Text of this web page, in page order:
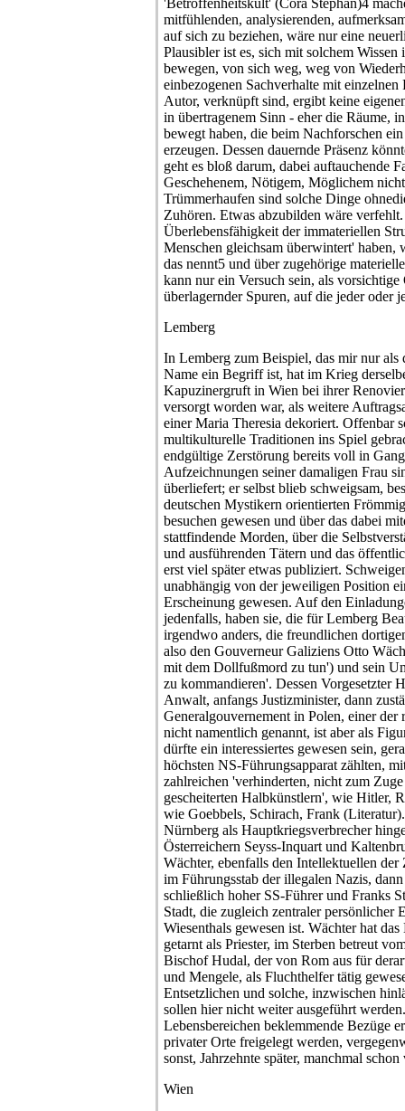
'Betroffenheitskult' (Cora Stephan)4
mitfühlenden, analysierenden,
auf sich zu beziehen, wäre nur eine
Plausibler ist es, sich mit solchem
bewegen, von sich weg, weg von
einbezogenen Sachverhalte mit einzelnen
Autor, verknüpft sind, ergibt keine
in übertragenem Sinn - eher die Räume,
bewegt haben, die beim Nachforschen
erzeugen. Dessen dauernde Präsenz
geht es bloß darum, dabei auftauchende
Geschehenem, Nötigem, Möglichem
Trümmerhaufen sind solche Dinge
Zuhören. Etwas abzubilden wäre
Überlebensfähigkeit der immateriellen
Menschen gleichsam überwintert' haben,
das nennt5 und über zugehörige
kann nur ein Versuch sein, als
überlagernder Spuren, auf die jeder oder
Lemberg
In Lemberg zum Beispiel, das mir nur als
Name ein Begriff ist, hat im Krieg
Kapuzinergruft in Wien bei ihrer
versorgt worden war, als weitere
einer Maria Theresia dekoriert. Offenbar
multikulturelle Traditionen ins Spiel
endgültige Zerstörung bereits voll in
Aufzeichnungen seiner damaligen Frau
überliefert; er selbst blieb schweigsam,
deutschen Mystikern orientierten
besuchen gewesen und über das dabei
stattfindende Morden, über die
und ausführenden Tätern und das
erst viel später etwas publiziert.
unabhängig von der jeweiligen Position
Erscheinung gewesen. Auf den
jedenfalls, haben sie, die für Lemberg
irgendwo anders, die freundlichen
also den Gouverneur Galiziens Otto
mit dem Dollfußmord zu tun') und sein
zu kommandieren'. Dessen Vorgesetzter
Anwalt, anfangs Justizminister, dann
Generalgouvernement in Polen, einer
nicht namentlich genannt, ist aber als
dürfte ein interessiertes gewesen sein,
höchsten NS-Führungsapparat zählten,
zahlreichen 'verhinderten, nicht zum
gescheiterten Halbkünstlern', wie Hitler,
wie Goebbels, Schirach, Frank
Nürnberg als Hauptkriegsverbrecher
Österreichern Seyss-Inquart und
Wächter, ebenfalls den Intellektuellen
im Führungsstab der illegalen Nazis,
schließlich hoher SS-Führer und Franks
Stadt, die zugleich zentraler persönlicher
Wiesenthals gewesen ist. Wächter hat
getarnt als Priester, im Sterben betreut
Bischof Hudal, der von Rom aus für
und Mengele, als Fluchthelfer tätig
Entsetzlichen und solche, inzwischen
sollen hier nicht weiter ausgeführt
Lebensbereichen beklemmende Bezüge
privater Orte freigelegt werden,
sonst, Jahrzehnte später, manchmal
Wien